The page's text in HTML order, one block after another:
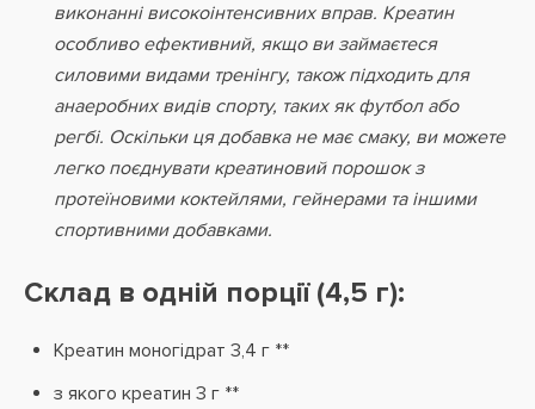
виконанні високоінтенсивних вправ. Креатин
особливо ефективний, якщо ви займаєтеся
силовими видами тренінгу, також підходить для
анаеробних видів спорту, таких як футбол або
регбі. Оскільки ця добавка не має смаку, ви можете
легко поєднувати креатиновий порошок з
протеїновими коктейлями, гейнерами та іншими
спортивними добавками.
Склад в одній порції (4,5 г):
Креатин моногідрат 3,4 г **
з якого креатин 3 г **